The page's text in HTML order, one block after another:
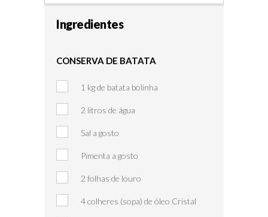
Ingredientes
CONSERVA DE BATATA
1 kg de batata bolinha
2 litros de água
Sal a gosto
Pimenta a gosto
2 folhas de louro
4 colheres (sopa) de óleo Cristal